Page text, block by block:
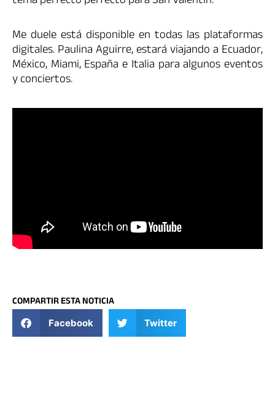
Me duele está disponible en todas las plataformas
digitales. Paulina Aguirre, estará viajando a Ecuador,
México, Miami, España e Italia para algunos eventos
y conciertos.
COMPARTIR ESTA NOTICIA
Facebook Twitter